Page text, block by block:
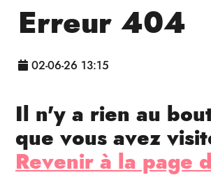
Erreur 404
02-06-26 13:15
Il n'y a rien au
que vous avez
Revenir à la page